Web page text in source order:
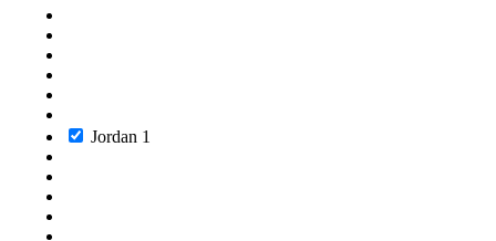
Jordan 1